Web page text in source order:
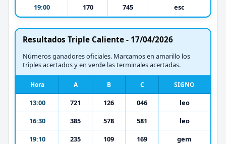
19:00
170 745 esc
Resultados Triple Caliente - 17/04/2026
Números ganadores oficiales. Marcamos en amarillo los
triples acertados y en verde las terminales acertadas.
Hora A B C SIGNO
13:00 721 126 046
leo
16:30
385 578 581
leo
19:10
235 109 169 gem